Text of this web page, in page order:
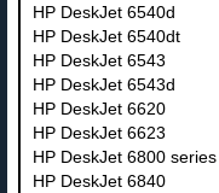
HP DeskJet 6540d
HP DeskJet 6540dt
HP DeskJet 6543
HP DeskJet 6543d
HP DeskJet 6620
HP DeskJet 6623
HP DeskJet 6800 series
HP DeskJet 6840